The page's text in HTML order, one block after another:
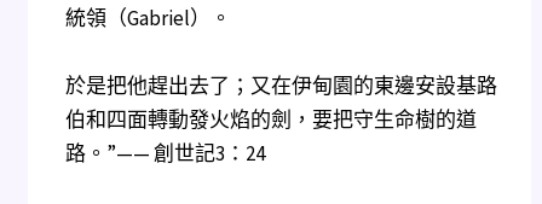
統領（Gabriel）。
於是把他趕出去了；又在伊甸園的東邊安設基路
伯和四面轉動發火焰的劍，要把守生命樹的道
路。”—— 創世記3：24